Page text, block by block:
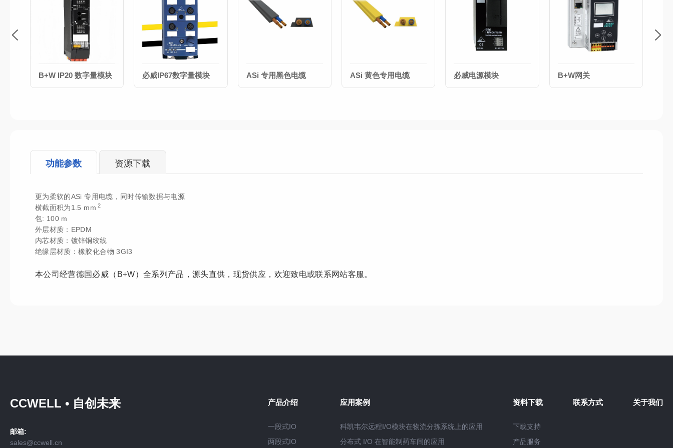
B+W IP20 数字量模块 必威IP67数字量模块 ASi 专用黑色电缆 ASi 黄色专用电缆 必威电源模块 B+W网关
功能参数 资源下载
更为柔软的ASi 专用电缆，同时传输数据与电源
横截面积为1.5 mm 2
包: 100 m
外层材质：EPDM
内芯材质：镀锌铜绞线
绝缘层材质：橡胶化合物 3GI3
本公司经营德国必威（B+W）全系列产品，源头直供，现货供应，欢迎致电或联系网站客服。
CCWELL • 自创未来
邮箱:
sales@ccwell.cn
产品介绍
一段式IO
两段式IO
应用案例
科凯韦尔远程I/O模块在物流分拣系统上的应用
分布式 I/O 在智能制药车间的应用
资料下载
下载支持
产品服务
联系方式 关于我们